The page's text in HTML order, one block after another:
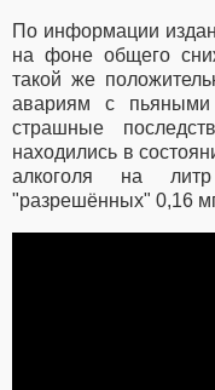
По информации
на фоне общего
такой же
авариям с пьяными
страшные
находились в
алкоголя на
"разрешённых" 0,16